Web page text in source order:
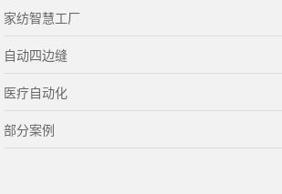
家纺智慧工厂
自动四边缝
医疗自动化
部分案例